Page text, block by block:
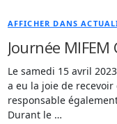
AFFICHER DANS
Journée
Le samedi 15 avril
a eu la joie de
responsable
Durant le …